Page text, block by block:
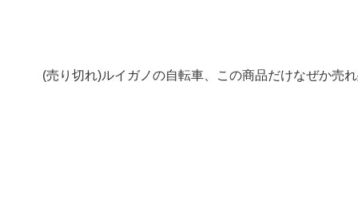
(売り切れ)ルイガノの自転車、この商品だけなぜか売れ